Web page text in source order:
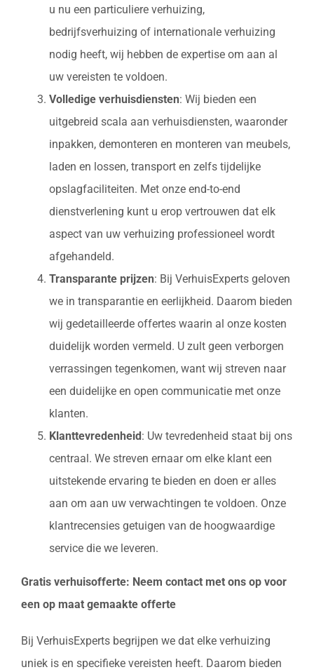
u nu een particuliere verhuizing,
bedrijfsverhuizing of internationale verhuizing
nodig heeft, wij hebben de expertise om aan al
uw vereisten te voldoen.
Volledige verhuisdiensten: Wij bieden een
uitgebreid scala aan verhuisdiensten, waaronder
inpakken, demonteren en monteren van meubels,
laden en lossen, transport en zelfs tijdelijke
opslagfaciliteiten. Met onze end-to-end
dienstverlening kunt u erop vertrouwen dat elk
aspect van uw verhuizing professioneel wordt
afgehandeld.
Transparante prijzen: Bij VerhuisExperts geloven
we in transparantie en eerlijkheid. Daarom bieden
wij gedetailleerde offertes waarin al onze kosten
duidelijk worden vermeld. U zult geen verborgen
verrassingen tegenkomen, want wij streven naar
een duidelijke en open communicatie met onze
klanten.
Klanttevredenheid : Uw tevredenheid staat bij ons
centraal. We streven ernaar om elke klant een
uitstekende ervaring te bieden en doen er alles
aan om aan uw verwachtingen te voldoen. Onze
klantrecensies getuigen van de hoogwaardige
service die we leveren.
Gratis verhuisofferte: Neem contact met ons op voor
een op maat gemaakte offerte
Bij VerhuisExperts begrijpen we dat elke verhuizing
uniek is en specifieke vereisten heeft. Daarom bieden